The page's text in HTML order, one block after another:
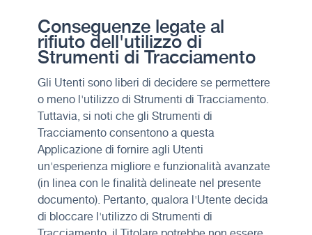
Conseguenze legate al
rifiuto dell'utilizzo di
Strumenti di Tracciamento
Gli Utenti sono liberi di decidere se permettere
o meno l'utilizzo di Strumenti di Tracciamento.
Tuttavia, si noti che gli Strumenti di
Tracciamento consentono a questa
Applicazione di fornire agli Utenti
un'esperienza migliore e funzionalità avanzate
(in linea con le finalità delineate nel presente
documento). Pertanto, qualora l'Utente decida
di bloccare l'utilizzo di Strumenti di